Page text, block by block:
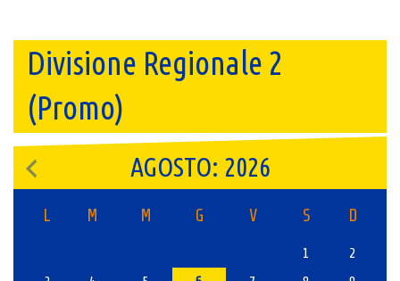
Divisione Regionale 2
(Promo)
AGOSTO: 2026
L M M G V S D
1
2